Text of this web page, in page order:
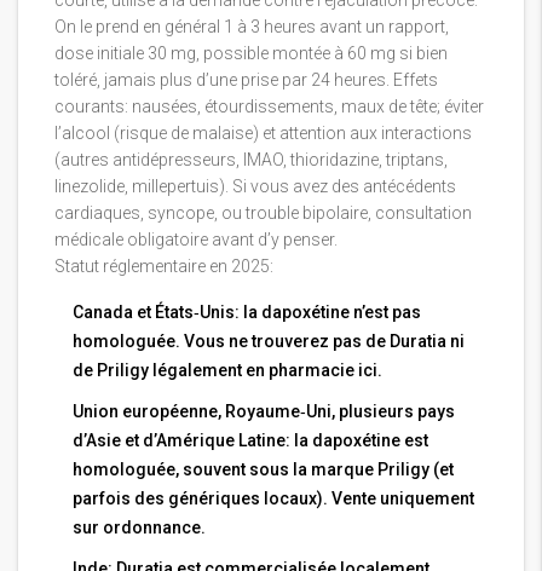
On le prend en général 1 à 3 heures avant un rapport,
dose initiale 30 mg, possible montée à 60 mg si bien
toléré, jamais plus d’une prise par 24 heures. Effets
courants: nausées, étourdissements, maux de tête; éviter
l’alcool (risque de malaise) et attention aux interactions
(autres antidépresseurs, IMAO, thioridazine, triptans,
linezolide, millepertuis). Si vous avez des antécédents
cardiaques, syncope, ou trouble bipolaire, consultation
médicale obligatoire avant d’y penser.
Statut réglementaire en 2025:
Canada et États‑Unis: la dapoxétine n’est pas
homologuée. Vous ne trouverez pas de Duratia ni
de Priligy légalement en pharmacie ici.
Union européenne, Royaume‑Uni, plusieurs pays
d’Asie et d’Amérique Latine: la dapoxétine est
homologuée, souvent sous la marque Priligy (et
parfois des génériques locaux). Vente uniquement
sur ordonnance.